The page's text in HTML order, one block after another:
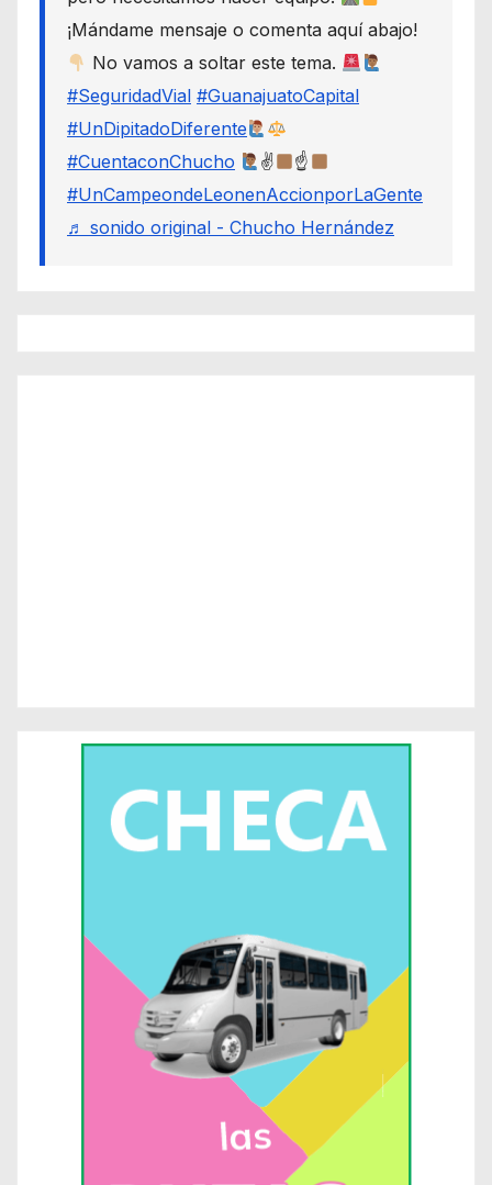
¡Mándame mensaje o comenta aquí abajo!
No vamos a soltar este tema.
#SeguridadVial #GuanajuatoCapital
#UnDipitadoDiferente
#CuentaconChucho
✌
☝
#UnCampeondeLeonenAccionporLaGente
♬ sonido original - Chucho Hernández